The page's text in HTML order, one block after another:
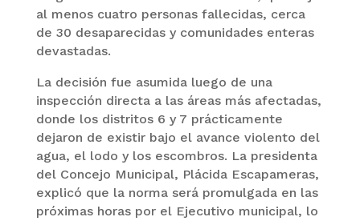
al menos cuatro personas fallecidas, cerca
de 30 desaparecidas y comunidades enteras
devastadas.
La decisión fue asumida luego de una
inspección directa a las áreas más afectadas,
donde los distritos 6 y 7 prácticamente
dejaron de existir bajo el avance violento del
agua, el lodo y los escombros. La presidenta
del Concejo Municipal, Plácida Escapameras,
explicó que la norma será promulgada en las
próximas horas por el Ejecutivo municipal, lo